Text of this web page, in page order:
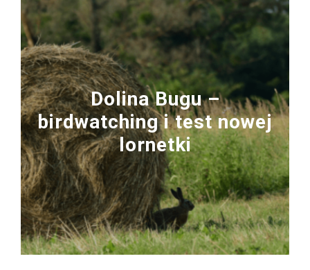
Dolina Bugu –
birdwatching i test nowej
lornetki